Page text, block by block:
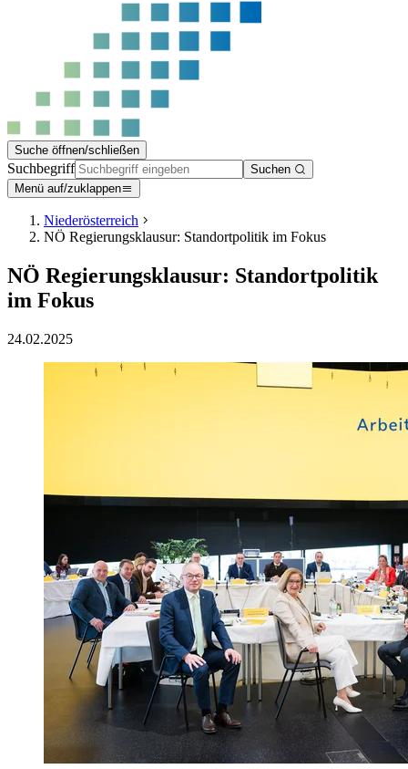
Suche öffnen/schließen
Suchbegriff
Suchen
Menü auf/zuklappen
Niederösterreich
NÖ Regierungsklausur: Standortpolitik im Fokus
NÖ Regierungsklausur: Standortpolitik
im Fokus
24.02.2025